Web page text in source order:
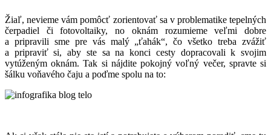
Žiaľ, nevieme vám pomôcť zorientovať sa v problematike tepelných
čerpadiel či fotovoltaiky, no oknám rozumieme veľmi dobre
a pripravili sme pre vás malý „ťahák“, čo všetko treba zvážiť
a pripraviť si, aby ste sa na konci cesty dopracovali k svojim
vytúženým oknám. Tak si nájdite pokojný voľný večer, spravte si
šálku voňavého čaju a poďme spolu na to: